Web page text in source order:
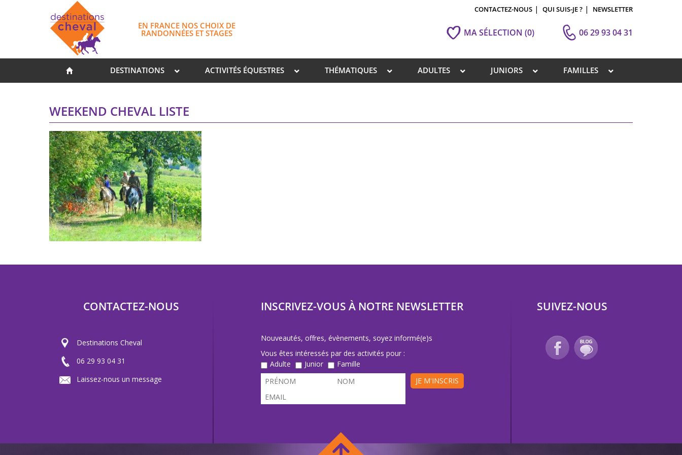
EN FRANCE NOS CHOIX DE
RANDONNÉES ET STAGES MA SÉLECTION (0) 06 29 93 04 31
CONTACTEZ-NOUS QUI SUIS-JE ? NEWSLETTER
DESTINATIONS ACTIVITÉS ÉQUESTRES THÉMATIQUES ADULTES JUNIORS FAMILLES
WEEKEND CHEVAL LISTE
CONTACTEZ-NOUS
Destinations Cheval
06 29 93 04 31
Laissez-nous un message
INSCRIVEZ-VOUS À NOTRE NEWSLETTER
Nouveautés, offres, évènements, soyez informé(e)s
Vous êtes intéressés par des activités pour :
Adulte
Junior
Famille
JE M'INSCRIS
SUIVEZ-NOUS